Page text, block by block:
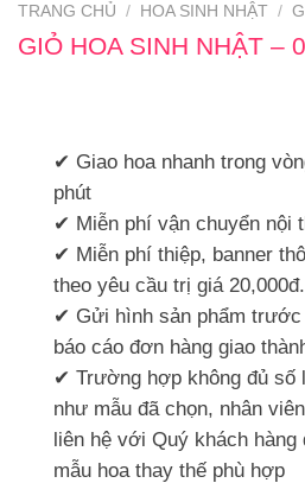
TRANG CHỦ / HOA SINH NHẬT /
GIỎ HOA SINH NHẬT –
✔ Giao hoa nhanh trong
phút
✔ Miễn phí vận chuyển nội
✔ Miễn phí thiệp, banner
theo yêu cầu trị giá 20,000đ.
✔ Gửi hình sản phẩm trước
báo cáo đơn hàng giao
✔ Trường hợp không đủ số
như mẫu đã chọn, nhân
liên hệ với Quý khách hàng
mẫu hoa thay thế phù hợp